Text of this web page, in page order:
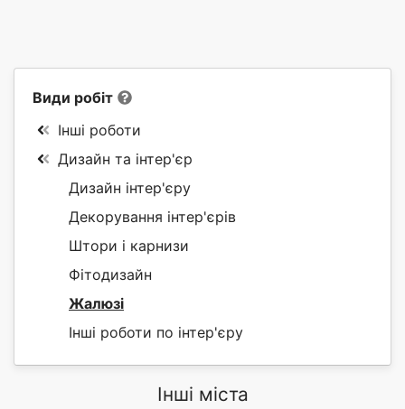
Види робіт
Інші роботи
Дизайн та інтер'єр
Дизайн інтер'єру
Декорування інтер'єрів
Штори і карнизи
Фітодизайн
Жалюзі
Інші роботи по інтер'єру
Інші міста